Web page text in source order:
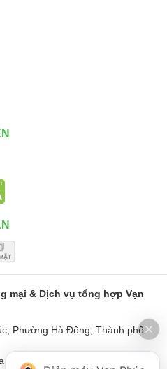
mại & Dịch vụ tổng hợp Vạn
Phường Hà Đông, Thành phố
di động): Số 187 Đường Minh